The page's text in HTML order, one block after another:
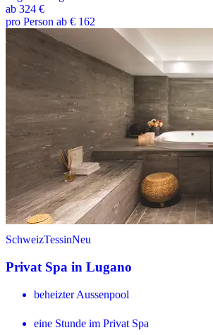
ab 324 €
pro Person ab € 162
SchweizTessinNeu
Privat Spa in Lugano
beheizter Aussenpool
eine Stunde im Privat Spa